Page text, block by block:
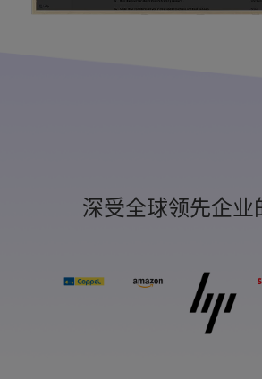
深受全球领先企业